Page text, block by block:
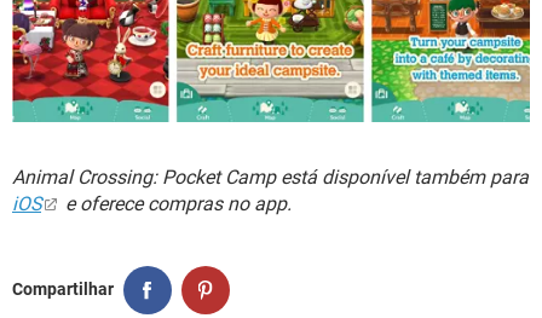
Animal Crossing: Pocket Camp está disponível também para
iOS
e oferece compras no app.
Compartilhar